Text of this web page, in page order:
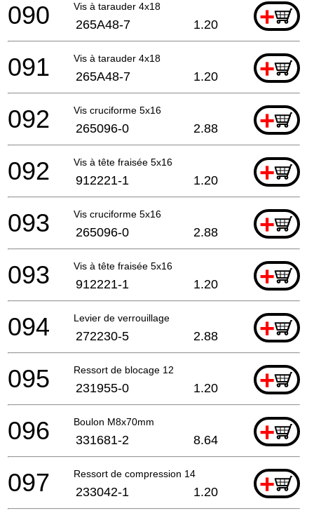
Vis à tarauder 4x18 +
090 265A48-7 1.20
Vis à tarauder 4x18 +
091 265A48-7 1.20
Vis cruciforme 5x16 +
092 265096-0 2.88
Vis à tête fraisée 5x16 +
092 912221-1 1.20
Vis cruciforme 5x16 +
093 265096-0 2.88
Vis à tête fraisée 5x16 +
093 912221-1 1.20
Levier de verrouillage +
094 272230-5 2.88
Ressort de blocage 12 +
095 231955-0 1.20
Boulon M8x70mm +
096 331681-2 8.64
Ressort de compression 14 +
097 233042-1 1.20